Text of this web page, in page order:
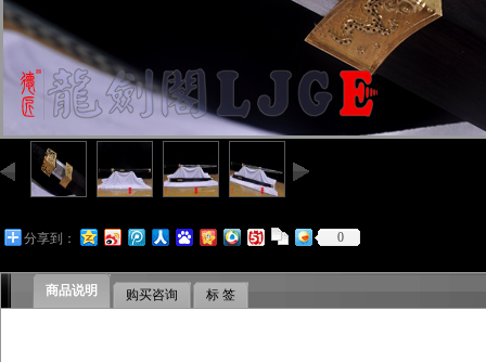
分享到： 0
商品说明 购买咨询 标 签